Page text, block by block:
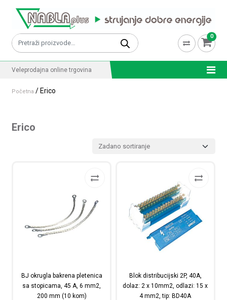
Pretraži: 0
Veleprodajna online trgovina
Početna / Erico
Erico
BJ okrugla bakrena pletenica
sa stopicama, 45 A, 6 mm2,
200 mm (10 kom)
Blok distribucijski 2P, 40A,
dolaz: 2 x 10mm2, odlazi: 15 x
4 mm2, tip: BD40A